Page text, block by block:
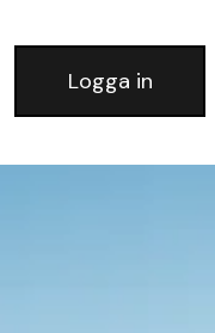
Logga in